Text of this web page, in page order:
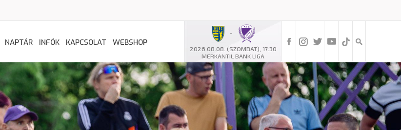
-
2026.08.08. (SZOMBAT), 17:30
MERKANTIL BANK LIGA
NAPTÁR INFÓK KAPCSOLAT WEBSHOP